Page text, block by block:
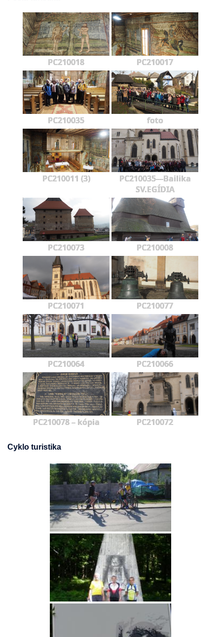
PC210018 PC210017
PC210035 foto
PC210011 (3)
PC210035---Bailika
SV.EGÍDIA
PC210073 PC210008
PC210071 PC210077
PC210064 PC210066
PC210078 – kópia PC210072
Cyklo turistika